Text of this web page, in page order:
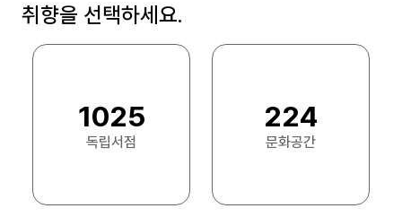
취향을 선택하세요.
1025
독립서점
224
문화공간